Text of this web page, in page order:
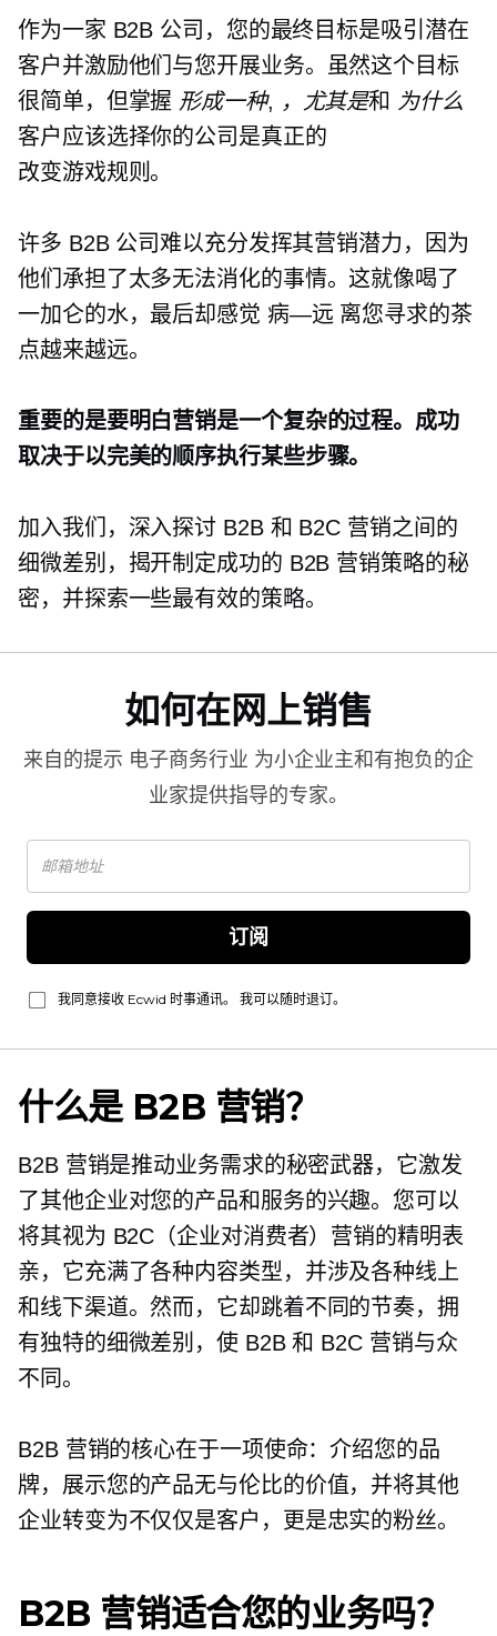
作为一家 B2B 公司，您的最终目标是吸引潜在
客户并激励他们与您开展业务。虽然这个目标
很简单，但掌握 形成一种, ，尤其是和 为什么
客户应该选择你的公司是真正的
改变游戏规则。
许多 B2B 公司难以充分发挥其营销潜力，因为
他们承担了太多无法消化的事情。这就像喝了
一加仑的水，最后却感觉 病—远 离您寻求的茶
点越来越远。
重要的是要明白营销是一个复杂的过程。成功
取决于以完美的顺序执行某些步骤。
加入我们，深入探讨 B2B 和 B2C 营销之间的
细微差别，揭开制定成功的 B2B 营销策略的秘
密，并探索一些最有效的策略。
如何在网上销售
来自的提示 电子商务行业 为小企业主和有抱负的企
业家提供指导的专家。
订阅
我同意接收 Ecwid 时事通讯。 我可以随时退订。
什么是 B2B 营销？
B2B 营销是推动业务需求的秘密武器，它激发
了其他企业对您的产品和服务的兴趣。您可以
将其视为 B2C（企业对消费者）营销的精明表
亲，它充满了各种内容类型，并涉及各种线上
和线下渠道。然而，它却跳着不同的节奏，拥
有独特的细微差别，使 B2B 和 B2C 营销与众
不同。
B2B 营销的核心在于一项使命：介绍您的品
牌，展示您的产品无与伦比的价值，并将其他
企业转变为不仅仅是客户，更是忠实的粉丝。
B2B 营销适合您的业务吗？